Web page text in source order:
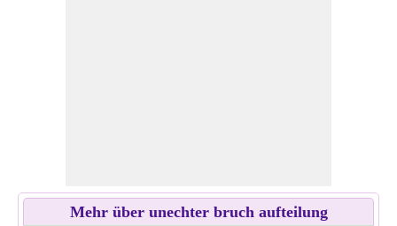
Mehr über unechter bruch aufteilung